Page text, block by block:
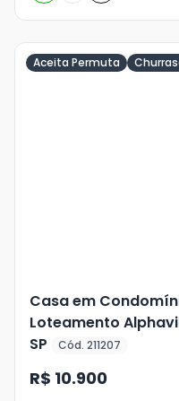
Aceita Permuta
Casa em
Loteamento
SP
Cód. 211207
R$ 10.900